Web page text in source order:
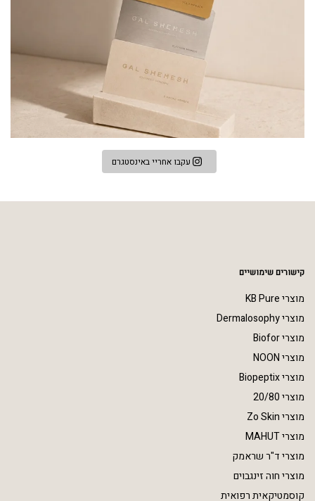
עקבו אחריי באינסטגרם
קישורים שימושיים
מוצרי KB Pure
מוצרי Dermalosophy
מוצרי Biofor
מוצרי NOON
מוצרי Biopeptix
מוצרי 20/80
מוצרי Zo Skin
מוצרי MAHUT
מוצרי ד"ר שראמק
מוצרי חוה זינגבוים
קוסמטיקאית רפואית